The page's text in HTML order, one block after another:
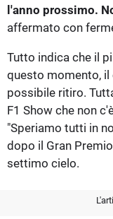
l'anno prossimo.
affermato con
Tutto indica che il
questo momento, il
possibile ritiro.
F1 Show che non
"Speriamo tutti in
dopo il Gran
settimo cielo.